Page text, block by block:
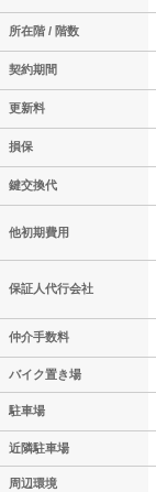
所在階 / 階数
契約期間
更新料
損保
鍵交換代
他初期費用
保証人代行会社
仲介手数料
バイク置き場
駐車場
近隣駐車場
周辺環境